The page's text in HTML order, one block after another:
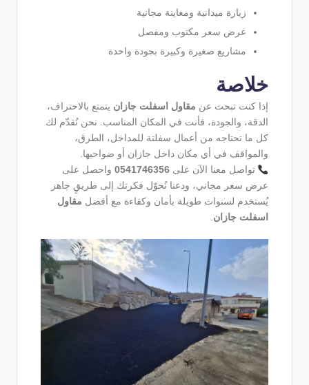
زيارة ميدانية ومعاينة مجانية
عرض سعر مكتوب ومفصل
مشاريع صغيرة وكبيرة بجودة واحدة
خلاصة
إذا كنت تبحث عن مقاول اسفلت جازان يتمتع بالاحتراف،
الدقة، والجودة، فأنت في المكان المناسب. نحن نُقدّم لك
كل ما تحتاجه من أعمال سفلتة للمداخل، الطرق،
والمواقف في أي مكان داخل جازان أو ضواحيها.
تواصل معنا الآن على0541746356 واحصل على
عرض سعر مجاني، ودعنا نُحوّل فكرتك إلى طريقٍ جاهز
يُستخدم لسنوات طويلة بأمان وكفاءة مع أفضل مقاول
اسفلت جازان.